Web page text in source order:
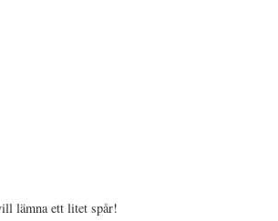
lämna ett litet spår!